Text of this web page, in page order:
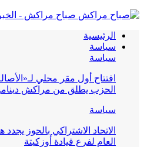
صباح مراكش -
الرئيسية
سياسة
سياسة
افتتاح أول مقر محلي
الحزب يطلق من مراكش
سياسة
الاتحاد الاشتراكي بالحوز يجدد
العام لفرع قيادة أوزكيتة